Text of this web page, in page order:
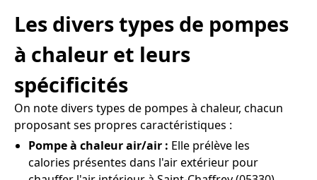
Les divers types de pompes
à chaleur et leurs
spécificités
On note divers types de pompes à chaleur, chacun
proposant ses propres caractéristiques :
Pompe à chaleur air/air : Elle prélève les
calories présentes dans l'air extérieur pour